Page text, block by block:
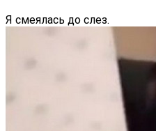
Я смеялась до слез.